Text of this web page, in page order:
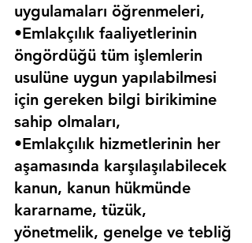
uygulamaları öğrenmeleri,
•Emlakçılık faaliyetlerinin
öngördüğü tüm işlemlerin
usulüne uygun yapılabilmesi
için gereken bilgi birikimine
sahip olmaları,
•Emlakçılık hizmetlerinin her
aşamasında karşılaşılabilecek
kanun, kanun hükmünde
kararname, tüzük,
yönetmelik, genelge ve tebliğ